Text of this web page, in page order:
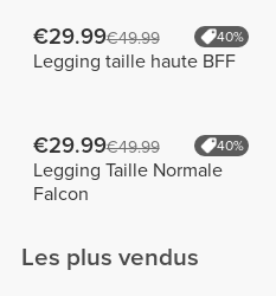
€29.99€49.99 40%
Legging taille haute BFF
€29.99€49.99 40%
Legging Taille Normale
Falcon
Les plus vendus